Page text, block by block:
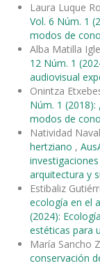
Laura Luque
Vol. 6 Núm. 1
modos de
Alba Matilla
12 Núm. 1
audiovisual
Onintza
Núm. 1
modos de
Natividad
hertziano ,
arquitectura y
Estibaliz
ecología en el
(2024):
estéticas para
María Sancho
conservación